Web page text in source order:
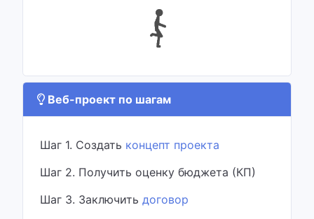
Веб-проект по шагам
Шаг 1. Создать концепт проекта
Шаг 2. Получить оценку бюджета (КП)
Шаг 3. Заключить договор